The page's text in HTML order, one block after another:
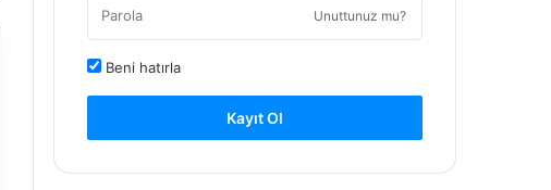
Unuttunuz mu?
Beni hatırla
Kayıt Ol